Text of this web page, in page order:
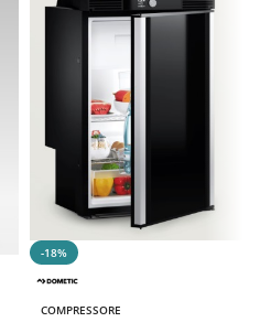
-18%
COMPRESSORE